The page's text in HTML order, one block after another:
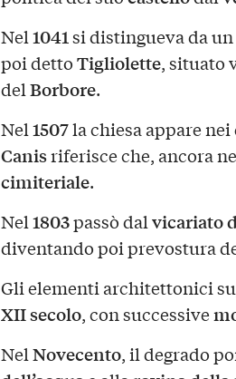
Nel1041si distingueva da
poi dettoTigliolette, situato
delBorbore.
Nel1507la chiesa appare nei
Canisriferisce che, ancora
cimiteriale.
Nel1803passò dalvicariato
diventando poi prevostura
Gli elementi architettonici
XII secolo, con successive
NelNovecento, il degrado